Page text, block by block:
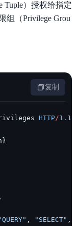
Tuple）授权给指定
组（Privilege Grou
复制
HTTP/1.1
}
,
, "SELECT" ,